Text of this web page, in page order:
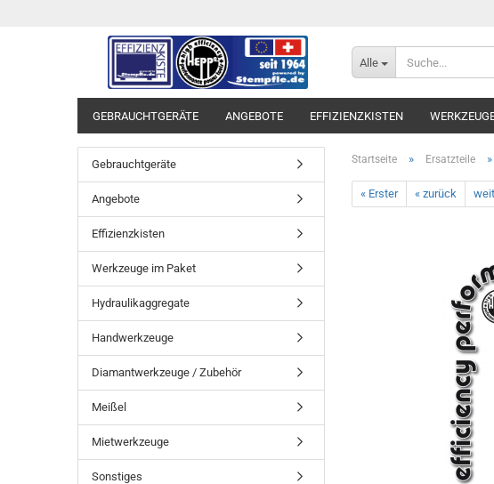
Alle
GEBRAUCHTGERÄTE ANGEBOTE EFFIZIENZKISTEN
Startseite » Ersatzteile »
« Erster « zurück
Gebrauchtgeräte
Angebote
Effizienzkisten
Werkzeuge im Paket
Hydraulikaggregate
Handwerkzeuge
Diamantwerkzeuge / Zubehör
Meißel
Mietwerkzeuge
Sonstiges